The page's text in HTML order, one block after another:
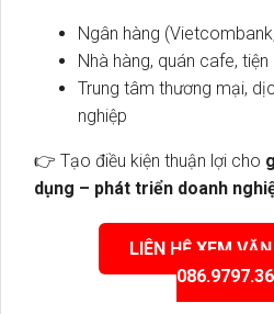
Ngân hàng
Nhà hàng, quán cafe, tiện
Trung tâm thương mại,
nghiệp
👉 Tạo điều kiện thuận lợi cho
dụng – phát triển doanh
LIÊN HỆ XEM